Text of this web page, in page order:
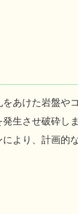
をあけた岩盤や
生させ破砕しま
により、計画的